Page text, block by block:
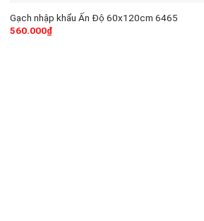
Gạch nhập khẩu Ấn Độ 60x120cm 6465
560.000₫